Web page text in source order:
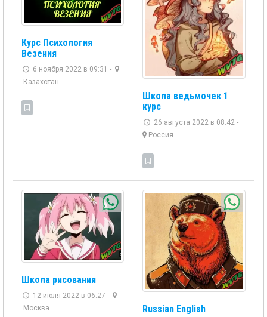
Курс Психология
Везения
6 ноября 2022 в 09:31 -
Казахстан
Школа ведьмочек 1
курс
26 августа 2022 в 08:42 -
Россия
Школа рисования
12 июля 2022 в 06:27 -
Москва
Russian English